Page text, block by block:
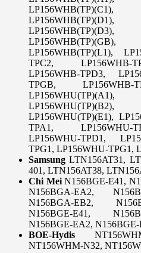
LP156WHB(TP)(L1),
TPC2, LP156WHB-
LP156WHB-TPD3,
TPGB, LP156WHB-
LP156WHU(TP)(E1),
TPA1, LP156WHU-
LP156WHU-TPD1,
TPG1, LP156WHU-TPG1,
Samsung LTN156AT31,
401, LTN156AT38,
Chi MeiN156BGE-E41,
N156BGA-EA2,
N156BGA-EB2,
N156BGE-E41,
N156BGE-EA2,
BOE-Hydis
NT156WHM-N32,